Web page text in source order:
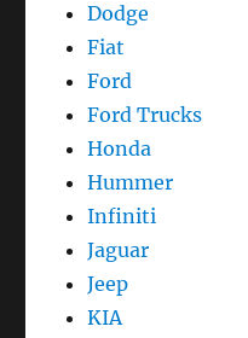
Dodge
Fiat
Ford
Ford Trucks
Honda
Hummer
Infiniti
Jaguar
Jeep
KIA